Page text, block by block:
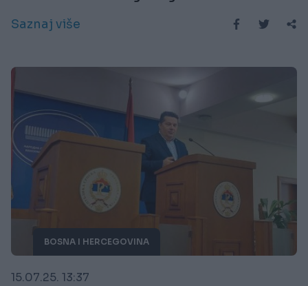
Saznaj više
BOSNA I HERCEGOVINA
15.07.25. 13:37